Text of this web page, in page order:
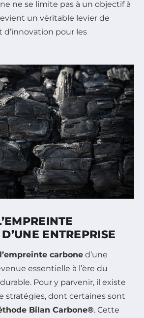
ne se limite pas à un objectif à
un véritable levier de
pour les
ENTREPRISE
carbone d’une
essentielle à l’ère du
Pour y parvenir, il existe
stratégies, dont certaines sont
Bilan Carbone®. Cette